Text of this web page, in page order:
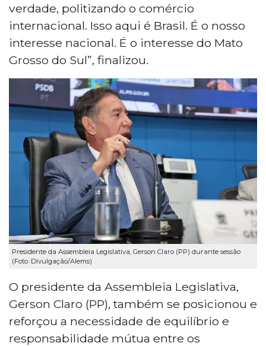
verdade, politizando o comércio
internacional. Isso aqui é Brasil. É o nosso
interesse nacional. É o interesse do Mato
Grosso do Sul”, finalizou.
Presidente da Assembleia Legislativa, Gerson Claro (PP) durante sessão
(Foto: Divulgação/Alems)
O presidente da Assembleia Legislativa,
Gerson Claro (PP), também se posicionou e
reforçou a necessidade de equilíbrio e
responsabilidade mútua entre os